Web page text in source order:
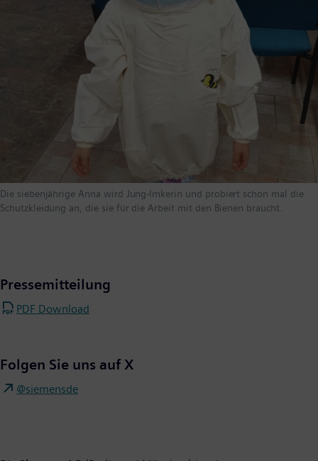
Die siebenjährige Anna wird Jung-Imkerin und probiert schon mal die
Schutzkleidung an, die sie für die Arbeit mit den Bienen braucht.
Pressemitteilung
PDF Download
Folgen Sie uns auf X
@siemensde